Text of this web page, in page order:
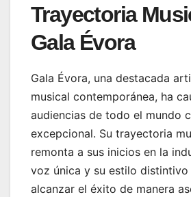
Trayectoria
Gala Évora
Gala Évora, una destacada
musical contemporánea, ha
audiencias de todo el mundo
excepcional. Su trayectoria
remonta a sus inicios en la
voz única y su estilo distintivo
alcanzar el éxito de manera